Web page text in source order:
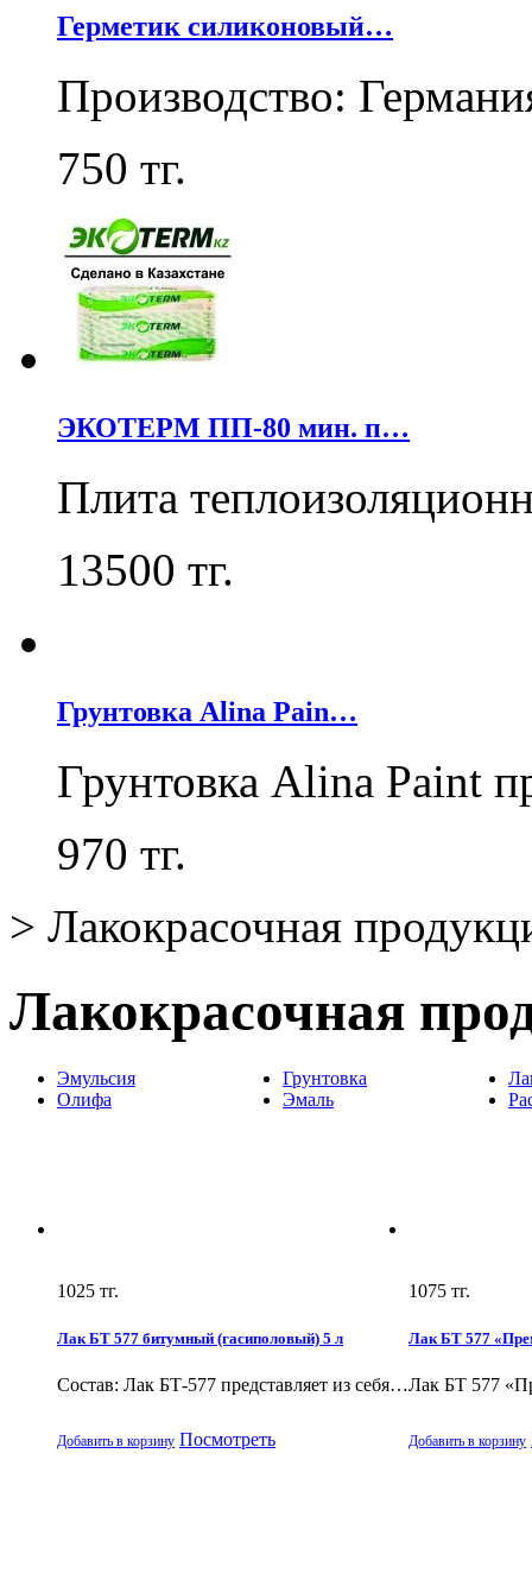
Герметик силиконовый…
Производство:
750 тг.
ЭКОТЕРМ ПП-80 мин. п…
Плита
13500 тг.
Грунтовка Alina Pain…
Грунтовка Alina Paint
970 тг.
> Лакокрасочная
Лакокрасочная
Эмульсия Грунтовка
Олифа
Эмаль
1025 тг.
Лак БТ 577 битумный (гасиполовый) 5 л
Состав: Лак БТ-577 представляет из себя…
Добавить в корзину Посмотреть
1075 тг.
Лак БТ 577
Лак БТ 577
Добавить в корзину